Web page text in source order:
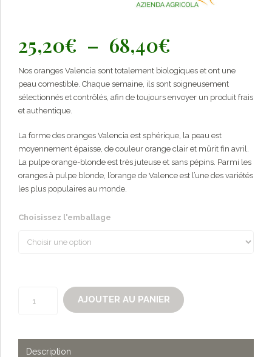
25,20€ – 68,40€
de
prix :
25,20€
68,40€
Nos oranges Valencia sont totalement biologiques et ont une
peau comestible. Chaque semaine, ils sont soigneusement
sélectionnés et contrôlés, afin de toujours envoyer un produit frais
et authentique.
La forme des oranges Valencia est sphérique, la peau est
moyennement épaisse, de couleur orange clair et mûrit fin avril.
La pulpe orange-blonde est très juteuse et sans pépins. Parmi les
oranges à pulpe blonde, l’orange de Valence est l’une des variétés
les plus populaires au monde.
Choisissez l'emballage
AJOUTER AU PANIER
Description